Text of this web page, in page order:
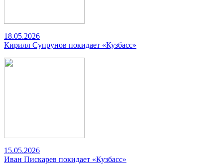
18.05.2026
Кирилл Супрунов покидает «Кузбасс»
15.05.2026
Иван Пискарев покидает «Кузбасс»